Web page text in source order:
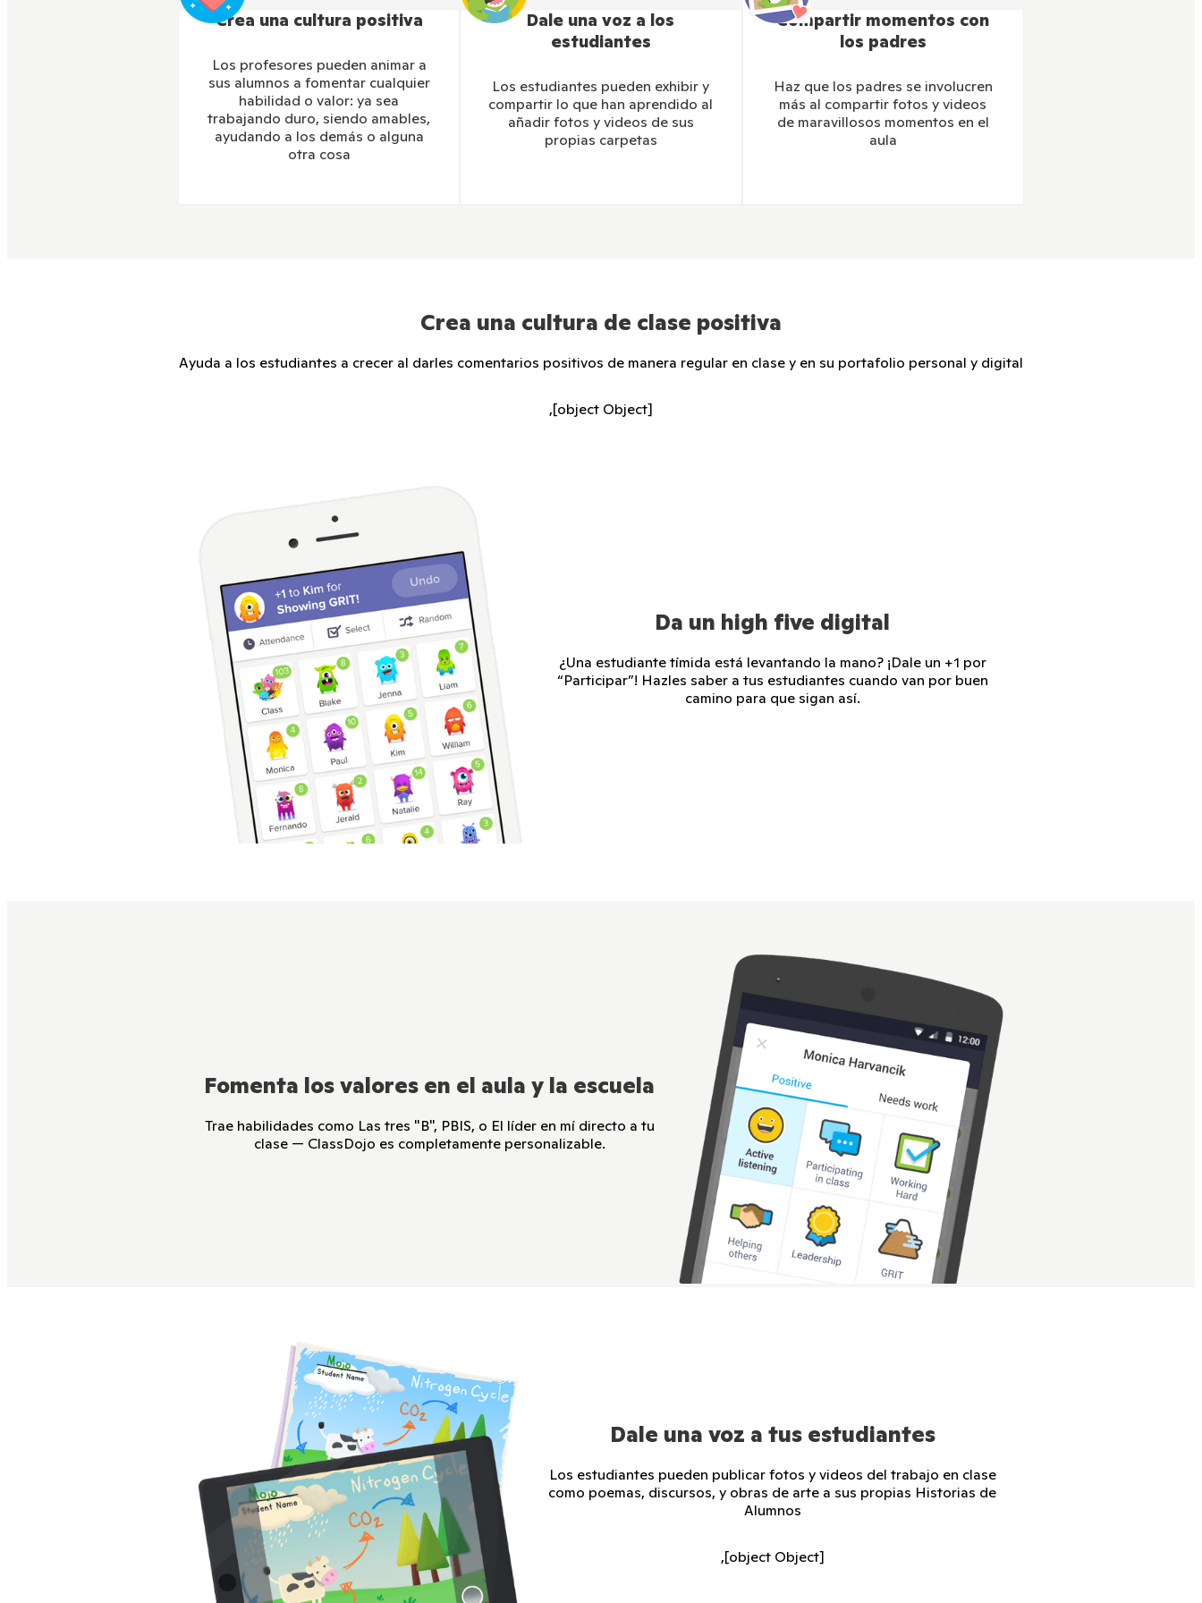
Crea una cultura positiva
Los profesores pueden animar a
sus alumnos a fomentar cualquier
habilidad o valor: ya sea
trabajando duro, siendo amables,
ayudando a los demás o alguna
otra cosa
Dale una voz a los
estudiantes
Los estudiantes pueden exhibir y
compartir lo que han aprendido al
añadir fotos y videos de sus
propias carpetas
Compartir momentos con
los padres
Haz que los padres se involucren
más al compartir fotos y videos
de maravillosos momentos en el
aula
Crea una cultura de clase positiva
Ayuda a los estudiantes a crecer al darles comentarios positivos de manera regular en clase y en su portafolio personal y digital
,[object Object]
Da un high five digital
¿Una estudiante tímida está levantando la mano? ¡Dale un +1 por
“Participar”! Hazles saber a tus estudiantes cuando van por buen
camino para que sigan así.
Fomenta los valores en el aula y la escuela
Trae habilidades como Las tres "B", PBIS, o El líder en mí directo a tu
clase — ClassDojo es completamente personalizable.
Dale una voz a tus estudiantes
Los estudiantes pueden publicar fotos y videos del trabajo en clase
como poemas, discursos, y obras de arte a sus propias Historias de
Alumnos
,[object Object]